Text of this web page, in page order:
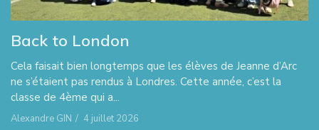
Back to London
Cela faisait bien longtemps que les élèves de Jeanne d’Arc
ne s’étaient pas rendus à Londres. Cette année, c’est la
classe de 4ème qui a...
Alexandre GIN / 4 juillet 2026